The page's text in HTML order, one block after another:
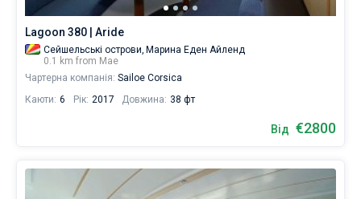
Lagoon 380 | Aride
Сейшельські острови, Марина Еден Айленд
0.1 km from Мае
Чартерна компанія: Sailoe Corsica
Каюти: 6 Рік: 2017 Довжина: 38 фт
Від €2800